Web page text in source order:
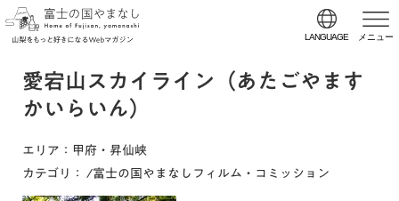
LANGUAGE メニュー
愛宕山スカイライン（あたごやます
かいらいん）
エリア ：甲府・昇仙峡
カテゴリ
： /富士の国やまなしフィルム・コミッション